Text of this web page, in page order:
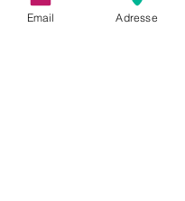
Email Adresse